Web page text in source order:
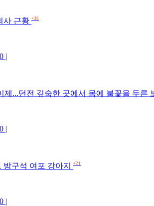
사 근황 +38
|
제...던전 깊숙한 곳에서 몸에 불꽃을 두른
|
방구석 여포 강아지 +21
|